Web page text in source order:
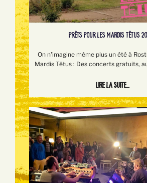
PRÊTS POUR LES MARDIS TÊTUS
On n'imagine même plus un été à
Mardis Têtus : Des concerts gratuits,
Lire la suite...